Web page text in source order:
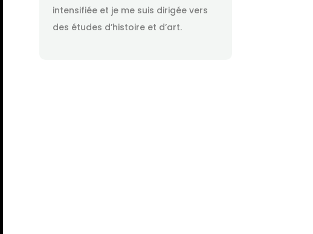
intensifiée et je me suis dirigée vers
des études d’histoire et d’art.